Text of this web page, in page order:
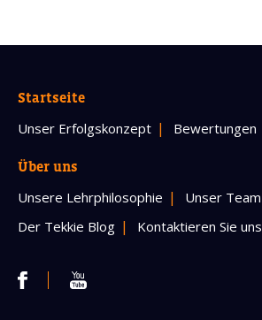
Startseite
Unser Erfolgskonzept Bewertungen
Über uns
Unsere Lehrphilosophie
Unser Team
Der Tekkie Blog
Kontaktieren Sie uns